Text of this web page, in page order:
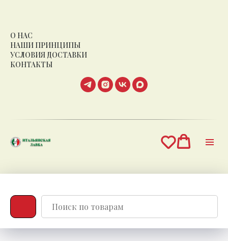
О НАС
НАШИ ПРИНЦИПЫ
УСЛОВИЯ ДОСТАВКИ
КОНТАКТЫ